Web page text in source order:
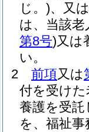
じ。)、又
は、当該
第8号)又は
い。
2
前項又は
付を受け
養護を受
を、福祉